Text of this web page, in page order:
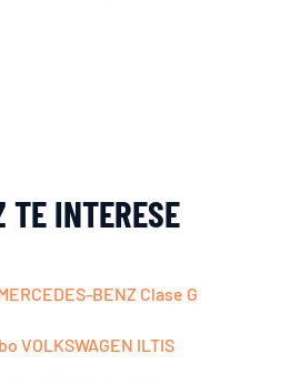
TE INTERESE
BENZ Clase G
VOLKSWAGEN ILTIS